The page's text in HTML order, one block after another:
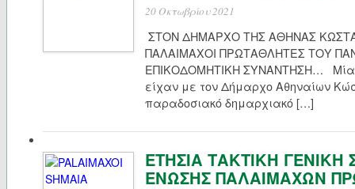
20 Οκτωβρίου 2021
ΣΤΟΝ ΔΗΜΑΡΧΟ ΤΗΣ ΑΘΗΝΑΣ
ΠΑΛΑΙΜΑΧΟΙ ΠΡΩΤΑΘΛΗΤΕΣ ΤΟΥ
ΕΠΙΚΟΔΟΜΗΤΙΚΗ ΣΥΝΑΝΤΗΣΗ… Μία
είχαν με τον Δήμαρχο Αθηναίων
παραδοσιακό δημαρχιακό […]
ΕΤΗΣΙΑ ΤΑΚΤΙΚΗ
ΕΝΩΣΗΣ ΠΑΛΑΙΜΑΧΩΝ